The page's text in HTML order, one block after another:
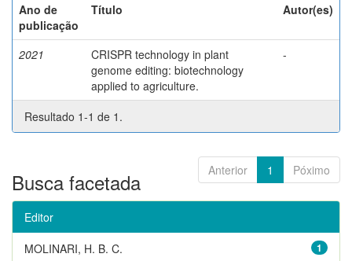
Ano de
publicação
Título Autor(es)
2021
CRISPR technology in plant
genome editing: biotechnology
applied to agriculture.
-
Resultado 1-1 de 1.
Anterior 1 Póximo
Busca facetada
Editor
1
MOLINARI, H. B. C.